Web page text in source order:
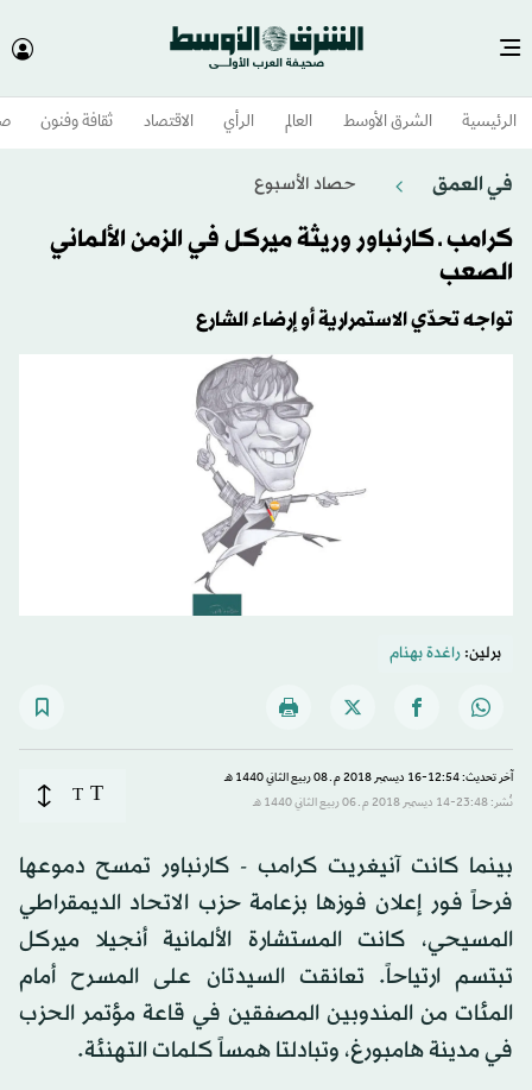
الرئيسية الشرق الأوسط​ العالم الرأي الاقتصاد ثقافة وفنون
في العمق حصاد الأسبوع
كرامب ـ كارنباور وريثة ميركل في الزمن الألماني
الصعب
تواجه تحدّي الاستمرارية أو إرضاء الشارع
برلين:راغدة بهنام
آخر تحديث: 12:54-16 ديسمبر 2018 م ـ 08 ربيع الثاني 1440 هـ
نُشر: 23:48-14 ديسمبر 2018 م ـ 06 ربيع الثاني 1440 هـ
T
T
بينما كانت آنيغريت كرامب - كارنباور تمسح دموعها
فرحاً فور إعلان فوزها بزعامة حزب الاتحاد الديمقراطي
المسيحي، كانت المستشارة الألمانية أنجيلا ميركل
تبتسم ارتياحاً. تعانقت السيدتان على المسرح أمام
المئات من المندوبين المصفقين في قاعة مؤتمر الحزب
في مدينة هامبورغ، وتبادلتا همساً كلمات التهنئة.